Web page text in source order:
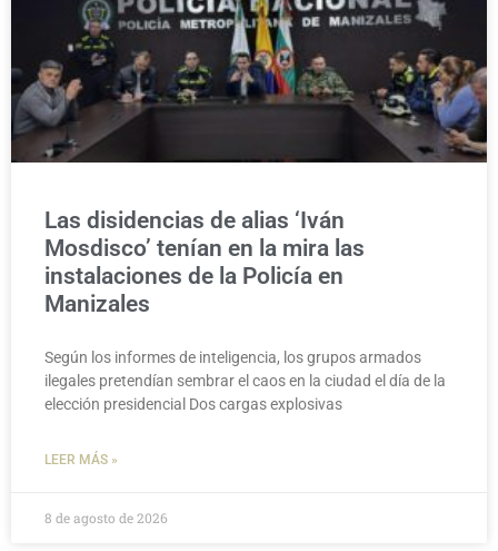
Las disidencias de alias ‘Iván
Mosdisco’ tenían en la mira las
instalaciones de la Policía en
Manizales
Según los informes de inteligencia, los grupos armados
ilegales pretendían sembrar el caos en la ciudad el día de la
elección presidencial Dos cargas explosivas
LEER MÁS »
8 de agosto de 2026